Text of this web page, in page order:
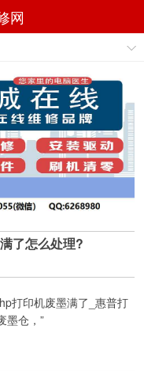
网
了怎么处理?
打印机废墨满了_惠普打
墨仓，”